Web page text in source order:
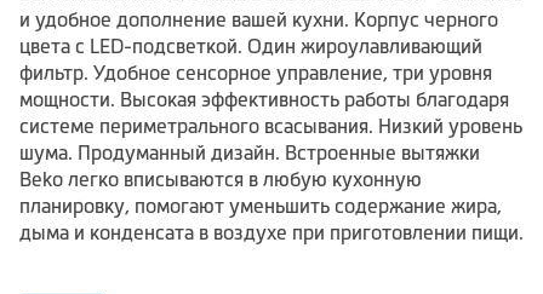
и удобное дополнение вашей кухни. Корпус черного
цвета с LED-подсветкой. Один жироулавливающий
фильтр. Удобное сенсорное управление, три уровня
мощности. Высокая эффективность работы благодаря
системе периметрального всасывания. Низкий уровень
шума. Продуманный дизайн. Встроенные вытяжки
Beko легко вписываются в любую кухонную
планировку, помогают уменьшить содержание жира,
дыма и конденсата в воздухе при приготовлении пищи.